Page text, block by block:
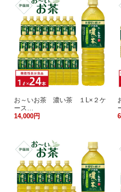
お～いお茶 濃い茶 １L×２ケ
ース…
14,000円